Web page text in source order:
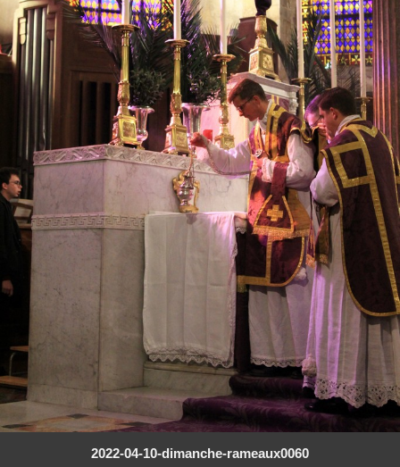
2022-04-10-dimanche-rameaux0060